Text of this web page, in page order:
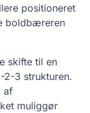
positioneret
boldbæreren
skifte til en
2-3 strukturen.
af
muliggør